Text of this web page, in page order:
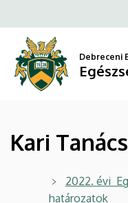
Tanács
határozatok
Kar
a
tartalomra
Debreceni
Kari
2022. évi
határozatok